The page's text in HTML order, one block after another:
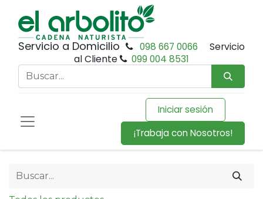
Servicio a Domicilio 098 667 0066
Servicio
al Cliente
099 004 8531
Iniciar sesión
¡Trabaja con Nosotros!